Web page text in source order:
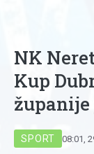
NK
Kup
županije
SPORT 08:01,